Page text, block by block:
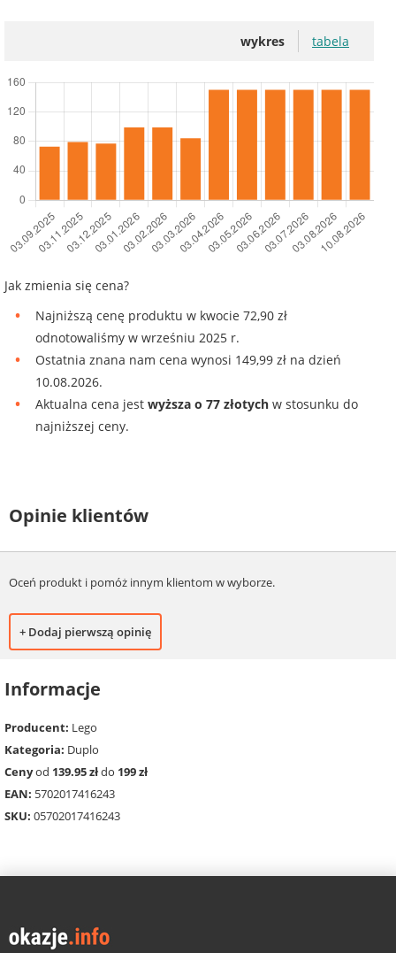
wykres tabela
Jak zmienia się cena?
Najniższą cenę produktu w kwocie 72,90 zł
odnotowaliśmy w wrześniu 2025 r.
Ostatnia znana nam cena wynosi 149,99 zł na dzień
10.08.2026.
Aktualna cena jest wyższa o 77 złotych w stosunku do
najniższej ceny.
Opinie klientów
Oceń produkt i pomóż innym klientom w wyborze.
+ Dodaj pierwszą opinię
Informacje
Producent: Lego
Kategoria: Duplo
Cenyod 139.95 złdo 199 zł
EAN: 5702017416243
SKU: 05702017416243